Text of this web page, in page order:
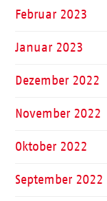
Februar 2023
Januar 2023
Dezember 2022
November 2022
Oktober 2022
September 2022